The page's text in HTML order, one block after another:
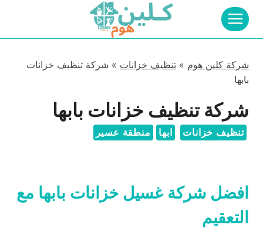
التجاوز
المحتوى
شركة كلين هوم » تنظيف خزانات » شركة تنظيف خزانات
بابها
شركة تنظيف خزانات بابها
تنظيف خزانات ابها منطقة عسير
افضل شركة غسيل خزانات بابها مع
التعقيم